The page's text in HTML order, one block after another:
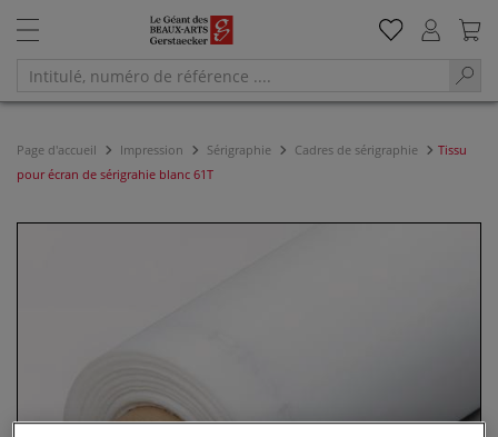
Page d'accueil Impression Sérigraphie Cadres de sérigraphie
Tissu
pour écran de sérigrahie blanc 61T